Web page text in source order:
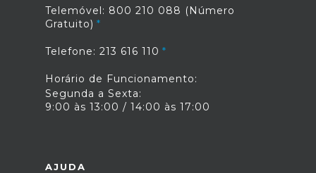
Telemóvel: 800 210 088 (Número
Gratuito)
Telefone: 213 616 110
Horário de Funcionamento:
Segunda a Sexta:
9:00 às 13:00 / 14:00 às 17:00
AJUDA